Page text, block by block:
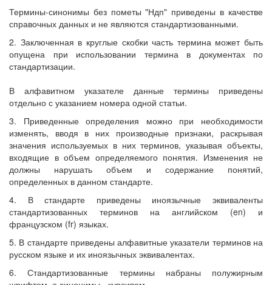
Термины-синонимы без пометы "Ндп" приведены в качестве
справочных данных и не являются стандартизованными.
2. Заключенная в круглые скобки часть термина может быть
опущена при использовании термина в документах по
стандартизации.
В алфавитном указателе данные термины приведены
отдельно с указанием номера одной статьи.
3. Приведенные определения можно при необходимости
изменять, вводя в них производные признаки, раскрывая
значения используемых в них терминов, указывая объекты,
входящие в объем определяемого понятия. Изменения не
должны нарушать объем и содержание понятий,
определенных в данном стандарте.
4. В стандарте приведены иноязычные эквиваленты
стандартизованных терминов на английском (en) и
французском (fr) языках.
5. В стандарте приведены алфавитные указатели терминов на
русском языке и их иноязычных эквивалентах.
6. Стандартизованные термины набраны полужирным